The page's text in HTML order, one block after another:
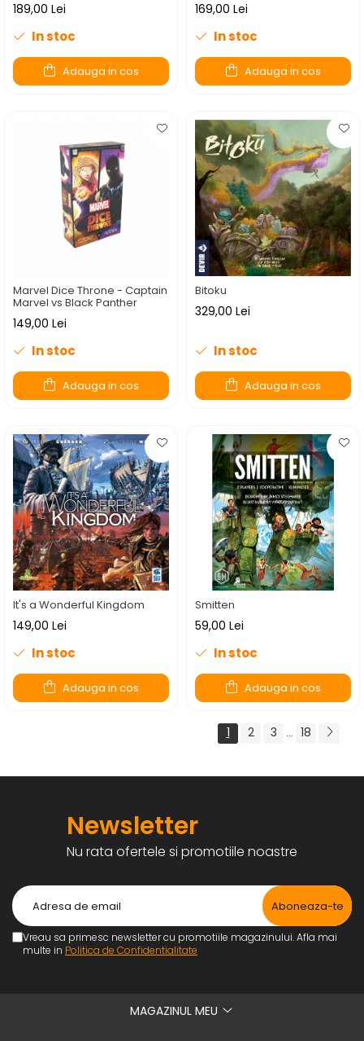
189,00 Lei
In stoc
Adauga in cos
169,00 Lei
In stoc
Adauga in cos
Marvel Dice Throne - Captain
Marvel vs Black Panther
149,00 Lei
In stoc
Adauga in cos
Bitoku
329,00 Lei
In stoc
Adauga in cos
It's a Wonderful Kingdom
149,00 Lei
In stoc
Adauga in cos
Smitten
59,00 Lei
In stoc
Adauga in cos
1 2 3 ... 18
Newsletter
Nu rata ofertele si promotiile noastre
Vreau sa primesc newsletter cu promotiile magazinului. Afla mai
multe in Politica de Confidentialitate
MAGAZINUL MEU